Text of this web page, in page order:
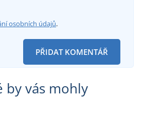
osobních údajů.
PŘIDAT KOMENTÁŘ
by vás mohly